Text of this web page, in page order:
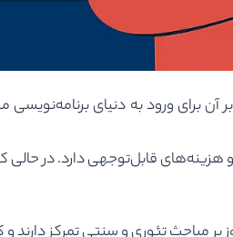
برای ورود به دنیای
قابل‌توجهی دارد. در حالی که